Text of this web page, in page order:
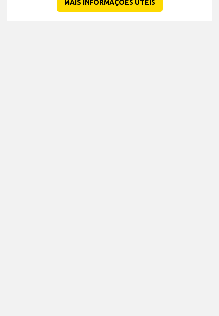
MAIS INFORMAÇÕES ÚTEIS